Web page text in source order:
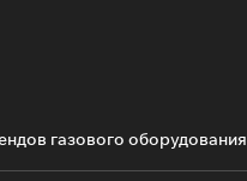
газового оборудования